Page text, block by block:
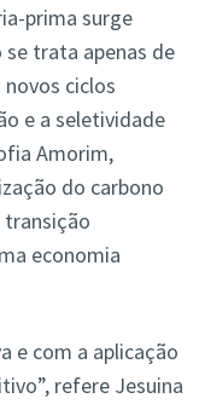
prima surge
trata apenas de
ciclos
e a seletividade
Amorim,
do carbono
transição
economia
e com a aplicação
refere Jesuina